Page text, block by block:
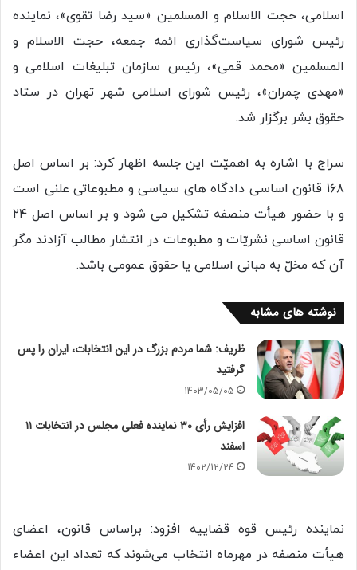
اسلامی، حجت الاسلام و المسلمین «سید رضا تقوی»، نماینده
رئیس شورای سیاست‌گذاری ائمه جمعه، حجت الاسلام و
المسلمین «محمد قمی»، رئیس سازمان تبلیغات اسلامی و
«مهدی چمران»، رئیس شورای اسلامی شهر تهران در ستاد
حقوق بشر برگزار شد.
سراج با اشاره به اهمیّت این جلسه اظهار کرد: بر اساس اصل
۱۶۸ قانون اساسی دادگاه های سیاسی و مطبوعاتی علنی است
و با حضور هیأت منصفه تشکیل می شود و بر اساس اصل ۲۴
قانون اساسی نشریّات و مطبوعات در انتشار مطالب آزادند مگر
آن که مخلّ به مبانی اسلامی یا حقوق عمومی باشد.
نوشته های مشابه
ظریف: شما مردم بزرگ در این انتخابات، ایران را پس
گرفتید
1403/05/05
افزایش رأی ۳۰ نماینده فعلی مجلس در انتخابات ۱۱
اسفند
1402/12/24
نماینده رئیس قوه قضاییه افزود: براساس قانون، اعضای
هیأت منصفه در مهرماه انتخاب می‌شوند که تعداد این اعضاء